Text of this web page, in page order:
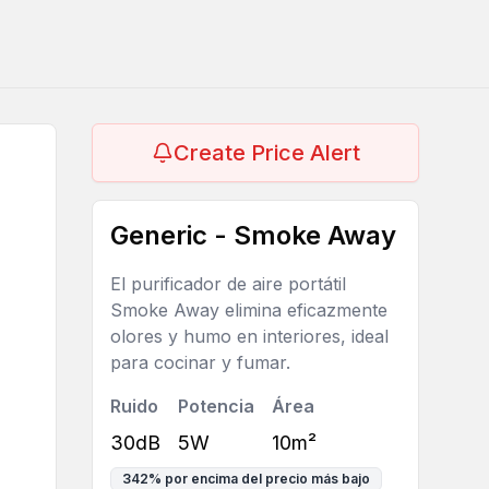
Create Price Alert
Generic - Smoke Away
El purificador de aire portátil
Smoke Away elimina eficazmente
olores y humo en interiores, ideal
para cocinar y fumar.
Ruido
30dB
Potencia
5W
Área
10m²
342% por encima del precio más bajo